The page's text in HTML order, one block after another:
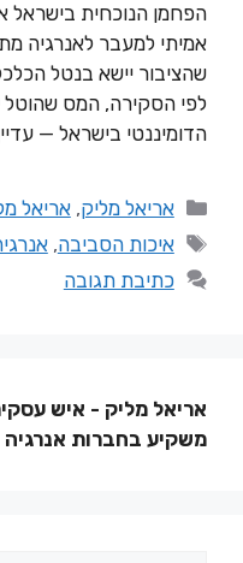
הפחמן הנוכחית בישראל
אמיתי למעבר לאנרגיה
שהציבור יישא בנטל
לפי הסקירה, המס שהוטל
הדומיננטי בישראל —
אריאל מליק,אריאל
איכות הסביבה,
כתיבת תגובה
אריאל מליק - איש
משקיע בחברות אנרגיה